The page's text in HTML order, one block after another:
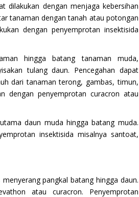
dilakukan dengan menjaga kebersihan
tanaman dengan tanah atau potongan
dengan penyemprotan insektisida
hingga batang tanaman muda,
tulang daun. Pencegahan dapat
dari tanaman terong, gambas, timun,
dengan penyemprotan curacron atau
daun muda hingga batang muda.
insektisida misalnya santoat,
pangkal batang hingga daun.
atau curacron. Penyemprotan